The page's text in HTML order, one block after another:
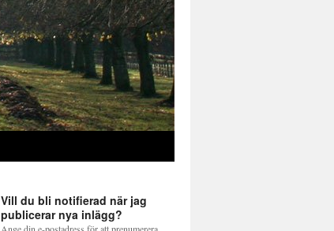
Vill du bli notifierad när jag
publicerar nya inlägg?